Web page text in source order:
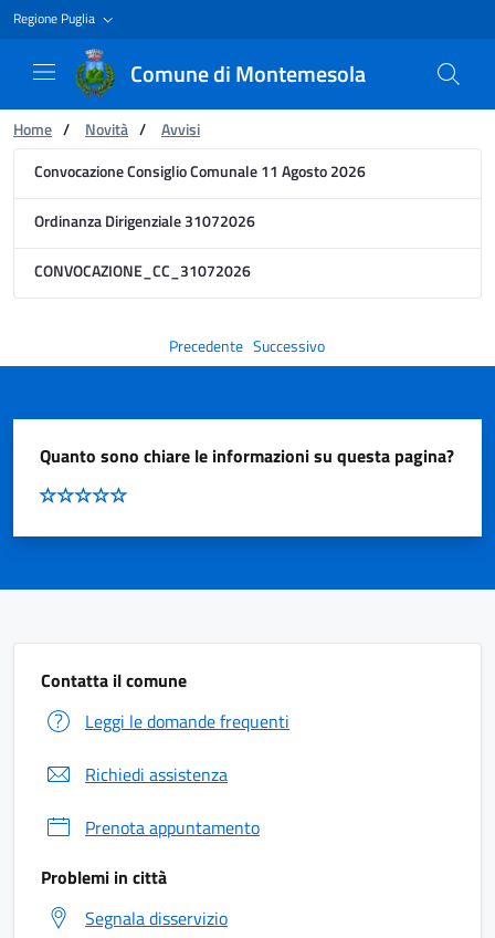
Regione Puglia
Comune di Montemesola
Ti trovi in:
Home / Novità / Avvisi
Avviso
Convocazione Consiglio Comunale 11 Agosto 2026
Ordinanza Dirigenziale 31072026
CONVOCAZIONE_CC_31072026
Precedente Successivo
Quanto sono chiare le informazioni su questa pagina?
Contatta il comune
Leggi le domande frequenti
Richiedi assistenza
Prenota appuntamento
Problemi in città
Segnala disservizio